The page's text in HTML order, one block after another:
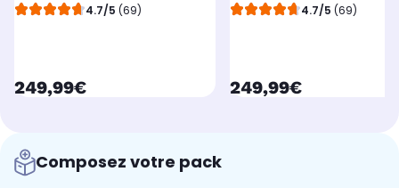
4.7/5 (69)
currentPrice
249,99€
4.7/5 (69)
currentPrice
249,99€
Composez votre pack